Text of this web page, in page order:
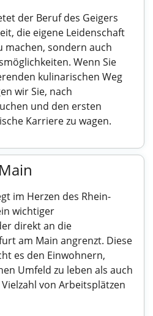
der Beruf des Geigers
die eigene Leidenschaft
machen, sondern auch
Wenn Sie
kulinarischen Weg
wir Sie, nach
und den ersten
Karriere zu wagen.
im Herzen des Rhein-
wichtiger
direkt an die
am Main angrenzt. Diese
es den Einwohnern,
Umfeld zu leben als auch
von Arbeitsplätzen